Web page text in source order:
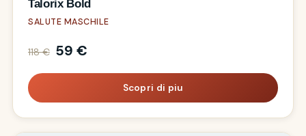
Talorix Bold
SALUTE MASCHILE
118 € 59 €
Scopri di piu